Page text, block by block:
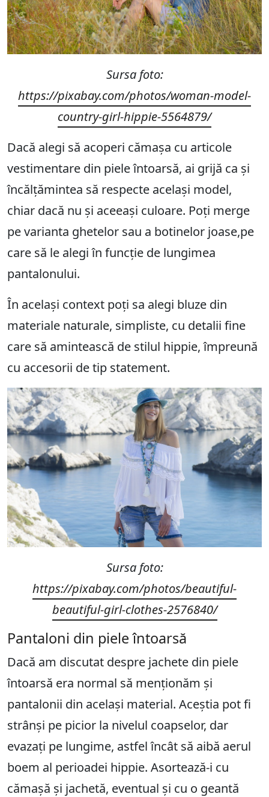
Sursa foto:
https://pixabay.com/photos/woman-model-
country-girl-hippie-5564879/
Dacă alegi să acoperi cămașa cu articole
vestimentare din piele întoarsă, ai grijă ca și
încălțămintea să respecte același model,
chiar dacă nu și aceeași culoare. Poți merge
pe varianta ghetelor sau a botinelor joase,pe
care să le alegi în funcție de lungimea
pantalonului.
În același context poți sa alegi bluze din
materiale naturale, simpliste, cu detalii fine
care să amintească de stilul hippie, împreună
cu accesorii de tip statement.
Sursa foto:
https://pixabay.com/photos/beautiful-
beautiful-girl-clothes-2576840/
Pantaloni din piele întoarsă
Dacă am discutat despre jachete din piele
întoarsă era normal să menționăm și
pantalonii din același material. Aceștia pot fi
strânși pe picior la nivelul coapselor, dar
evazați pe lungime, astfel încât să aibă aerul
boem al perioadei hippie. Asortează-i cu
cămașă și jachetă, eventual și cu o geantă